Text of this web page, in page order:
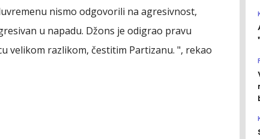
nismo odgovorili na agresivnost,
u napadu. Džons je odigrao pravu
velikom razlikom, čestitim Partizanu. ", rekao